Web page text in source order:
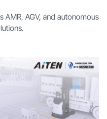
AMR, AGV, and autonomous